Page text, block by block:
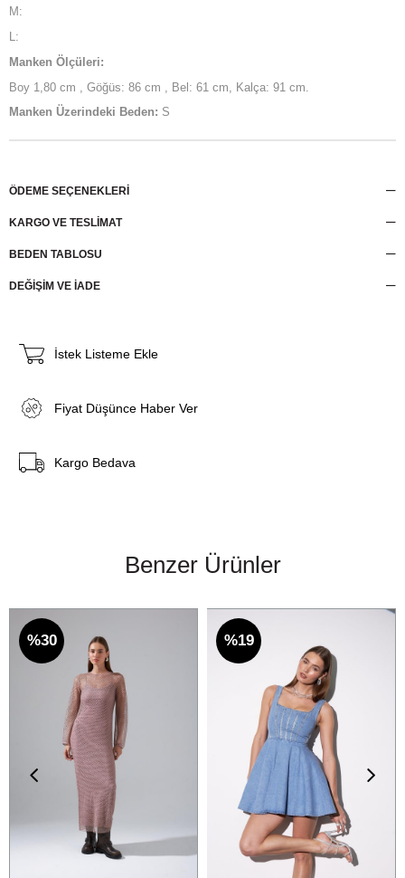
M:
L:
Manken Ölçüleri:
Boy 1,80 cm , Göğüs: 86 cm , Bel: 61 cm, Kalça: 91 cm.
Manken Üzerindeki Beden: S
ÖDEME SEÇENEKLERI
KARGO VE TESLİMAT
BEDEN TABLOSU
DEĞİŞİM VE İADE
İstek Listeme Ekle
Fiyat Düşünce Haber Ver
Kargo Bedava
Benzer Ürünler
%30 %19